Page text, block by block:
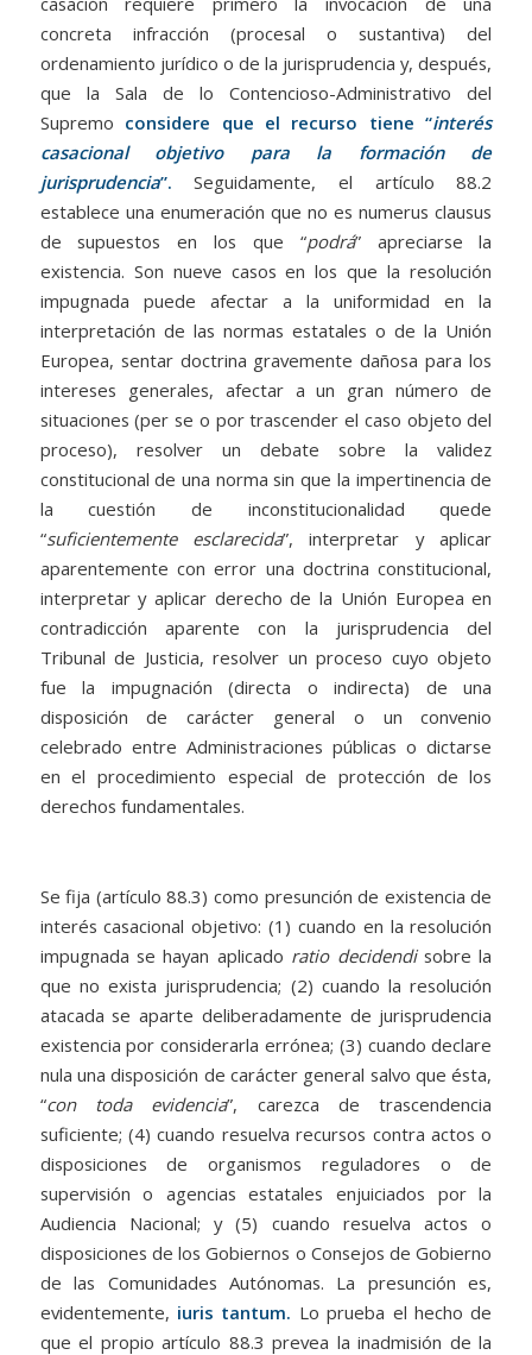
concreta infracción (procesal o sustantiva) del
ordenamiento jurídico o de la jurisprudencia y, después,
que la Sala de lo Contencioso-Administrativo del
Supremo considere que el recurso tiene “interés
casacional objetivo para la formación de
jurisprudencia”.Seguidamente, el artículo 88.2
establece una enumeración que no es numerus clausus
de supuestos en los que “podrá” apreciarse la
existencia. Son nueve casos en los que la resolución
impugnada puede afectar a la uniformidad en la
interpretación de las normas estatales o de la Unión
Europea, sentar doctrina gravemente dañosa para los
intereses generales, afectar a un gran número de
situaciones (per se o por trascender el caso objeto del
proceso), resolver un debate sobre la validez
constitucional de una norma sin que la impertinencia de
la cuestión de inconstitucionalidad quede
“suficientemente esclarecida”, interpretar y aplicar
aparentemente con error una doctrina constitucional,
interpretar y aplicar derecho de la Unión Europea en
contradicción aparente con la jurisprudencia del
Tribunal de Justicia, resolver un proceso cuyo objeto
fue la impugnación (directa o indirecta) de una
disposición de carácter general o un convenio
celebrado entre Administraciones públicas o dictarse
en el procedimiento especial de protección de los
derechos fundamentales.
Se fija (artículo 88.3) como presunción de existencia de
interés casacional objetivo: (1) cuando en la resolución
impugnada se hayan aplicado ratio decidendisobre la
que no exista jurisprudencia; (2) cuando la resolución
atacada se aparte deliberadamente de jurisprudencia
existencia por considerarla errónea; (3) cuando declare
nula una disposición de carácter general salvo que ésta,
“con toda evidencia”, carezca de trascendencia
suficiente; (4) cuando resuelva recursos contra actos o
disposiciones de organismos reguladores o de
supervisión o agencias estatales enjuiciados por la
Audiencia Nacional; y (5) cuando resuelva actos o
disposiciones de los Gobiernos o Consejos de Gobierno
de las Comunidades Autónomas. La presunción es,
evidentemente, iuris tantum. Lo prueba el hecho de
que el propio artículo 88.3 prevea la inadmisión de la